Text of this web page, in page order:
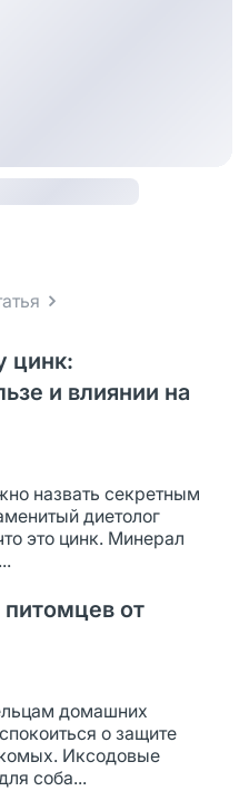
цинк:
и влиянии на
назвать секретным
диетолог
это цинк. Минерал
от
домашних
о защите
Иксодовые
соба...